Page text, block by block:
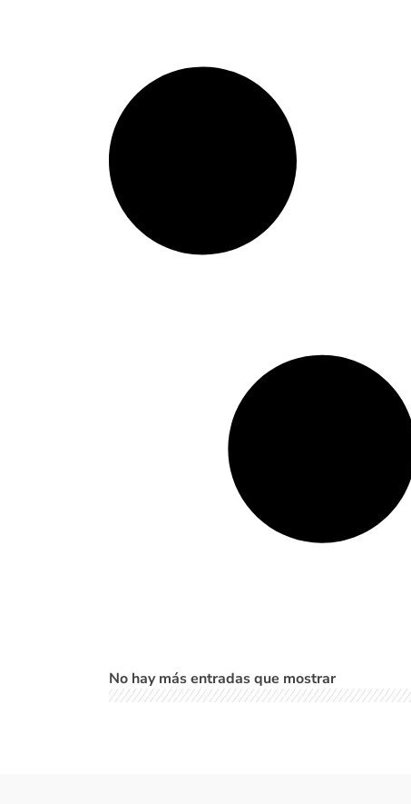
No hay más entradas que mostrar